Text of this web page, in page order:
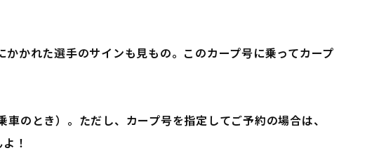
かれた選手のサインも見もの。このカープ号に乗ってカープ
のとき）。ただし、カープ号を指定してご予約の場合は、
！